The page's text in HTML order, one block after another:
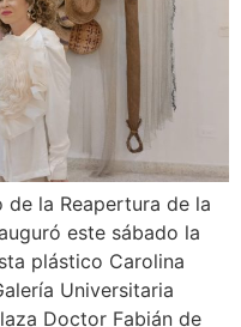
de la Reapertura de la
este sábado la
plástico Carolina
Universitaria
Doctor Fabián de